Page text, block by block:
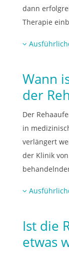
dann
Therapie
Wann
der
Der
in
verlängert
der Klinik
Ist die
etwas